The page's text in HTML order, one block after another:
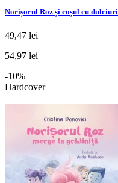
Norișorul Roz și coșul cu dulciuri
49,47 lei
54,97 lei
-10%
Hardcover